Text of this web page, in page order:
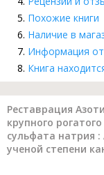
Похожие книги
Наличие в
Информация
Книга
Реставрация
крупного
сульфата натрия
ученой степени